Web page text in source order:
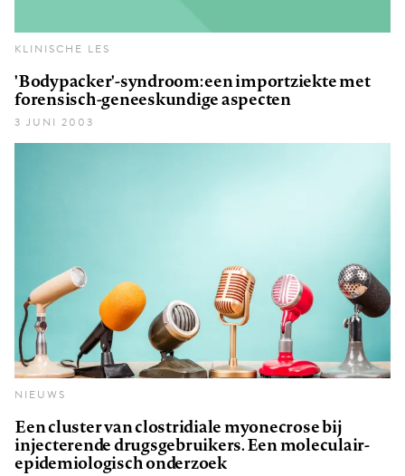
KLINISCHE LES
'Bodypacker'-syndroom: een importziekte met
forensisch-geneeskundige aspecten
3 JUNI 2003
NIEUWS
Een cluster van clostridiale myonecrose bij
injecterende drugsgebruikers. Een moleculair-
epidemiologisch onderzoek